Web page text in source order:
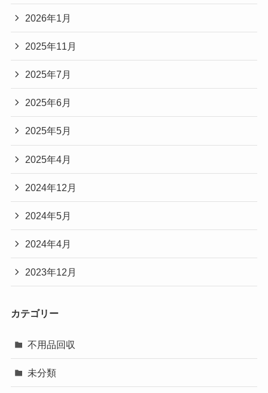
2026年1月
2025年11月
2025年7月
2025年6月
2025年5月
2025年4月
2024年12月
2024年5月
2024年4月
2023年12月
カテゴリー
不用品回収
未分類